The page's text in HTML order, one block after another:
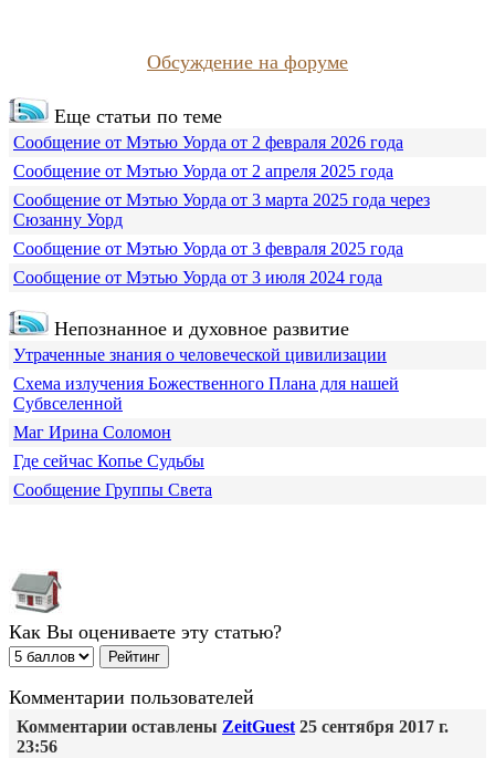
Обсуждение на форуме
Еще статьи по теме
Сообщение от Мэтью Уорда от 2 февраля 2026 года
Сообщение от Мэтью Уорда от 2 апреля 2025 года
Сообщение от Мэтью Уорда от 3 марта 2025 года через
Сюзанну Уорд
Сообщение от Мэтью Уорда от 3 февраля 2025 года
Сообщение от Мэтью Уорда от 3 июля 2024 года
Непознанное и духовное развитие
Утраченные знания о человеческой цивилизации
Схема излучения Божественного Плана для нашей
Субвселенной
Маг Ирина Соломон
Где сейчас Копье Судьбы
Сообщение Группы Света
Как Вы оцениваете эту статью?
Комментарии пользователей
Комментарии оставлены ZeitGuest 25 сентября 2017 г.
23:56